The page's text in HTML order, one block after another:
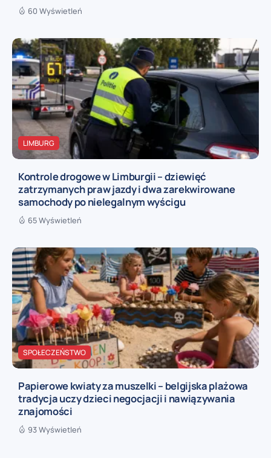
60 Wyświetleń
LIMBURG
Kontrole drogowe w Limburgii – dziewięć
zatrzymanych praw jazdy i dwa zarekwirowane
samochody po nielegalnym wyścigu
65 Wyświetleń
SPOŁECZEŃSTWO
Papierowe kwiaty za muszelki – belgijska plażowa
tradycja uczy dzieci negocjacji i nawiązywania
znajomości
93 Wyświetleń